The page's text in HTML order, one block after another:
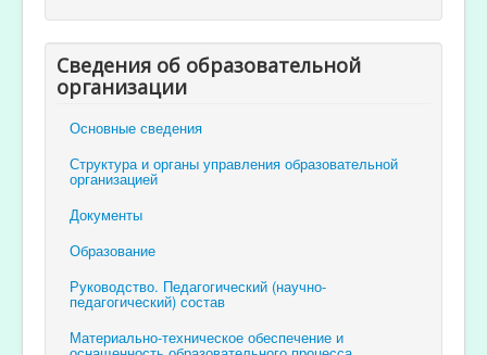
Ученикам и родителям
Учителям
Электронный журнал
Сведения об образовательной
организации
Основные сведения
Структура и органы управления образовательной
организацией
Документы
Образование
Руководство. Педагогический (научно-
педагогический) состав
Материально-техническое обеспечение и